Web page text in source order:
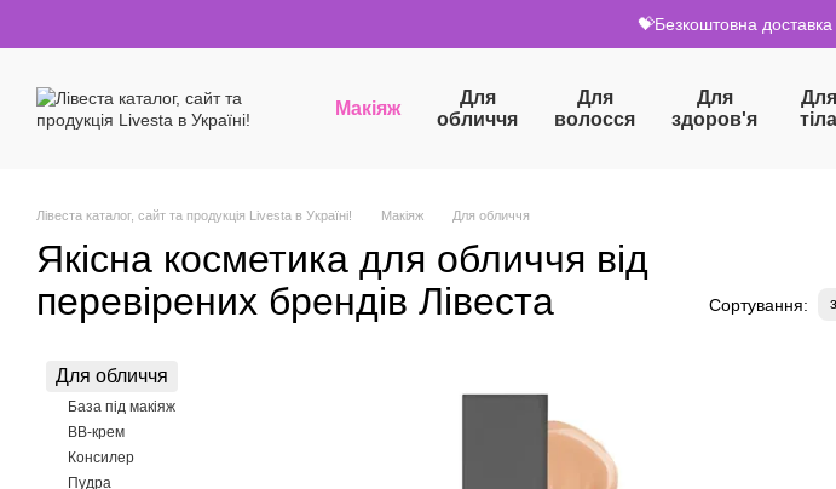
💝Безкоштовна
Макіяж
Для
обличчя
Для
волосся
Для
здоров'я
Для
тіла
Лівеста каталог, сайт та продукція Livesta в Україні! Макіяж Для обличчя
Якісна косметика для обличчя від
перевірених брендів Лівеста
Сортування:
Для обличчя
База під макіяж
ВВ-крем
Консилер
Пудра